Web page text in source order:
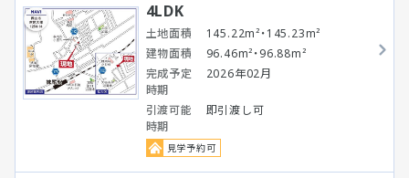
4LDK
土地面積
145.22m²・145.23m²
建物面積
96.46m²・96.88m²
完成予定
時期
2026年02月
引渡可能
時期
即引渡し可
見学予約可